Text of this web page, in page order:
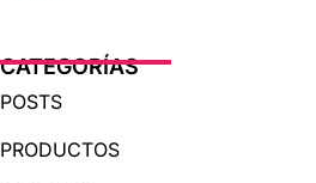
CATEGORÍAS
POSTS
PRODUCTOS